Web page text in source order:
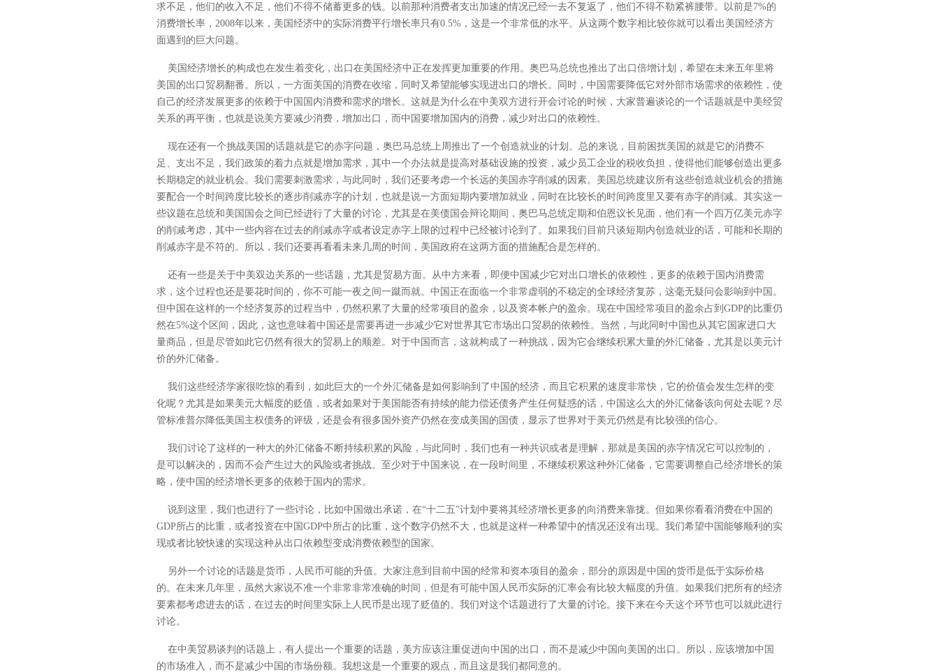
求不足，他们的收入不足，他们不得不储蓄更多的钱。以前那种消费者支出加速的情况已经一去不复返了，他们不得不勒紧裤腰带。以前是7%的
消费增长率，2008年以来，美国经济中的实际消费平行增长率只有0.5%，这是一个非常低的水平。从这两个数字相比较你就可以看出美国经济方
面遇到的巨大问题。
美国经济增长的构成也在发生着变化，出口在美国经济中正在发挥更加重要的作用。奥巴马总统也推出了出口倍增计划，希望在未来五年里将
美国的出口贸易翻番。所以，一方面美国的消费在收缩，同时又希望能够实现进出口的增长。同时，中国需要降低它对外部市场需求的依赖性，使
自己的经济发展更多的依赖于中国国内消费和需求的增长。这就是为什么在中美双方进行开会讨论的时候，大家普遍谈论的一个话题就是中美经贸
关系的再平衡，也就是说美方要减少消费，增加出口，而中国要增加国内的消费，减少对出口的依赖性。
现在还有一个挑战美国的话题就是它的赤字问题，奥巴马总统上周推出了一个创造就业的计划。总的来说，目前困扰美国的就是它的消费不
足、支出不足，我们政策的着力点就是增加需求，其中一个办法就是提高对基础设施的投资，减少员工企业的税收负担，使得他们能够创造出更多
长期稳定的就业机会。我们需要刺激需求，与此同时，我们还要考虑一个长远的美国赤字削减的因素。美国总统建议所有这些创造就业机会的措施
要配合一个时间跨度比较长的逐步削减赤字的计划，也就是说一方面短期内要增加就业，同时在比较长的时间跨度里又要有赤字的削减。其实这一
些议题在总统和美国国会之间已经进行了大量的讨论，尤其是在美债国会辩论期间，奥巴马总统定期和伯恩议长见面，他们有一个四万亿美元赤字
的削减考虑，其中一些内容在过去的削减赤字或者设定赤字上限的过程中已经被讨论到了。如果我们目前只谈短期内创造就业的话，可能和长期的
削减赤字是不符的。所以，我们还要再看看未来几周的时间，美国政府在这两方面的措施配合是怎样的。
还有一些是关于中美双边关系的一些话题，尤其是贸易方面。从中方来看，即便中国减少它对出口增长的依赖性，更多的依赖于国内消费需
求，这个过程也还是要花时间的，你不可能一夜之间一蹴而就。中国正在面临一个非常虚弱的不稳定的全球经济复苏，这毫无疑问会影响到中国。
但中国在这样的一个经济复苏的过程当中，仍然积累了大量的经常项目的盈余，以及资本帐户的盈余。现在中国经常项目的盈余占到GDP的比重仍
然在5%这个区间，因此，这也意味着中国还是需要再进一步减少它对世界其它市场出口贸易的依赖性。当然，与此同时中国也从其它国家进口大
量商品，但是尽管如此它仍然有很大的贸易上的顺差。对于中国而言，这就构成了一种挑战，因为它会继续积累大量的外汇储备，尤其是以美元计
价的外汇储备。
我们这些经济学家很吃惊的看到，如此巨大的一个外汇储备是如何影响到了中国的经济，而且它积累的速度非常快，它的价值会发生怎样的变
化呢？尤其是如果美元大幅度的贬值，或者如果对于美国能否有持续的能力偿还债务产生任何疑惑的话，中国这么大的外汇储备该向何处去呢？尽
管标准普尔降低美国主权债务的评级，还是会有很多国外资产仍然在变成美国的国债，显示了世界对于美元仍然是有比较强的信心。
我们讨论了这样的一种大的外汇储备不断持续积累的风险，与此同时，我们也有一种共识或者是理解，那就是美国的赤字情况它可以控制的，
是可以解决的，因而不会产生过大的风险或者挑战。至少对于中国来说，在一段时间里，不继续积累这种外汇储备，它需要调整自己经济增长的策
略，使中国的经济增长更多的依赖于国内的需求。
说到这里，我们也进行了一些讨论，比如中国做出承诺，在“十二五”计划中要将其经济增长更多的向消费来靠拢。但如果你看看消费在中国的
GDP所占的比重，或者投资在中国GDP中所占的比重，这个数字仍然不大，也就是这样一种希望中的情况还没有出现。我们希望中国能够顺利的实
现或者比较快速的实现这种从出口依赖型变成消费依赖型的国家。
另外一个讨论的话题是货币，人民币可能的升值。大家注意到目前中国的经常和资本项目的盈余，部分的原因是中国的货币是低于实际价格
的。在未来几年里，虽然大家说不准一个非常非常准确的时间，但是有可能中国人民币实际的汇率会有比较大幅度的升值。如果我们把所有的经济
要素都考虑进去的话，在过去的时间里实际上人民币是出现了贬值的。我们对这个话题进行了大量的讨论。接下来在今天这个环节也可以就此进行
讨论。
在中美贸易谈判的话题上，有人提出一个重要的话题，美方应该注重促进向中国的出口，而不是减少中国向美国的出口。所以，应该增加中国
的市场准入，而不是减少中国的市场份额。我想这是一个重要的观点，而且这是我们都同意的。